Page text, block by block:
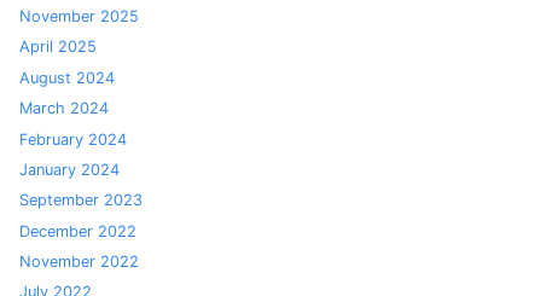
November 2025
April 2025
August 2024
March 2024
February 2024
January 2024
September 2023
December 2022
November 2022
July 2022